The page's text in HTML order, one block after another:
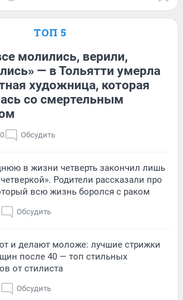
ТОП 5
молились, верили,
— в Тольятти умерла
художница, которая
со смертельным
Обсудить
в жизни четверть закончил лишь
Родители рассказали про
всю жизнь боролся с раком
Обсудить
и делают моложе: лучшие стрижки
после 40 — топ стильных
от стилиста
Обсудить